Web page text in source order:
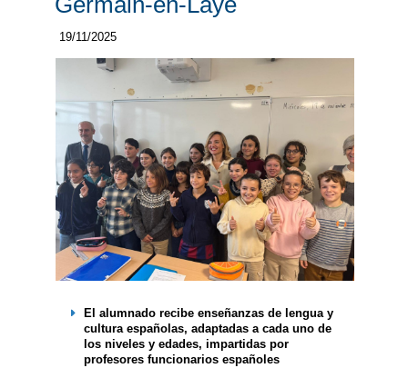
19/11/2025
El alumnado recibe enseñanzas de lengua y
cultura españolas, adaptadas a cada uno de
los niveles y edades, impartidas por
profesores funcionarios españoles